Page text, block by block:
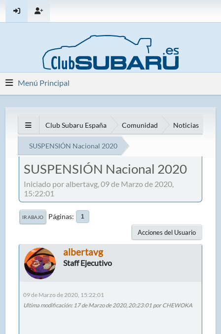
Menú Principal
Club Subaru España Comunidad Noticias
SUSPENSIÓN Nacional 2020
SUSPENSIÓN Nacional 2020
Iniciado por albertavg, 09 de Marzo de 2020,
15:22:01
IR ABAJO Páginas 1
Acciones del Usuario
albertavg
Staff Ejecutivo
09 de Marzo de 2020, 15:22:01
Ultima modificación: 17 de Marzo de 2020, 20:23:01 por CHEWOKA